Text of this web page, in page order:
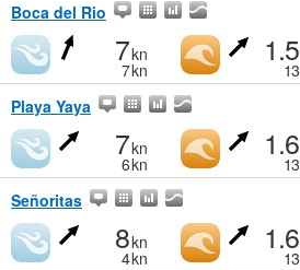
Boca del Rio
7kn
7kn
1.5
13
Playa Yaya
7kn
6kn
1.6
13
Señoritas
8kn
4kn
1.6
13